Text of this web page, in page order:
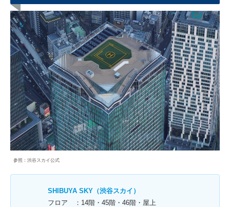
参照：渋谷スカイ公式
SHIBUYA SKY（渋谷スカイ）
フロア ：14階・45階・46階・屋上